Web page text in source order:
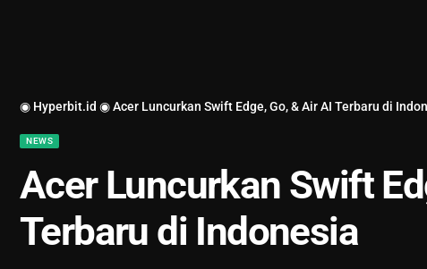
◉ Hyperbit.id ◉Acer Luncurkan Swift Edge, Go, & Air AI Terbaru di
NEWS
Acer Luncurkan Swift
Terbaru di Indonesia